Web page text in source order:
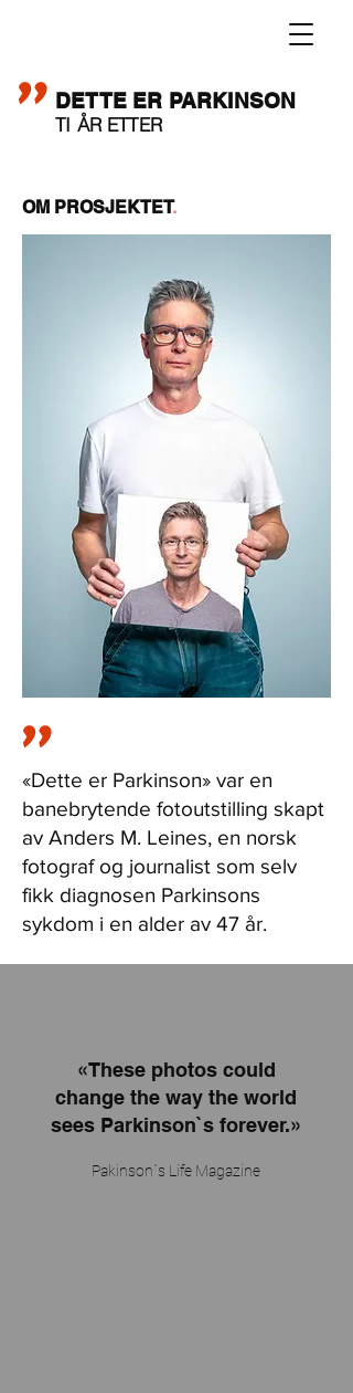
" DETTE ER PARKINSON
TI ÅR ETTER
OM PROSJEKTET.
"
«Dette er Parkinson» var en
banebrytende fotoutstilling skapt
av Anders M. Leines, en norsk
fotograf og journalist som selv
fikk diagnosen Parkinsons
sykdom i en alder av 47 år.
«These photos could
change the way the world
sees Parkinson`s forever.»
Pakinson`s Life Magazine